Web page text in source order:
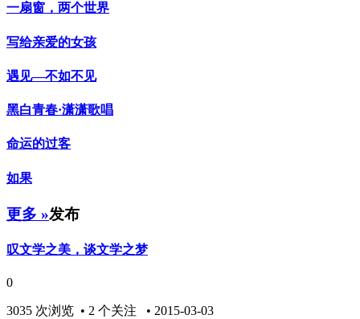
一扇窗，两个世界
写给亲爱的女孩
遇见—不如不见
黑白青春·潇潇歌唱
命运的过客
如果
更多 »发布
叹文学之美，谈文学之梦
0
3035 次浏览 • 2 个关注 • 2015-03-03